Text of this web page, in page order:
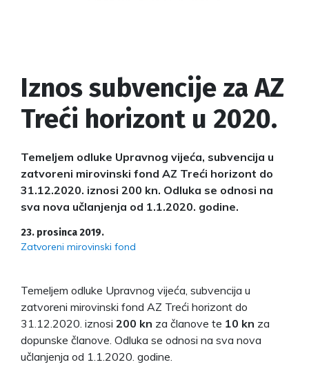
Iznos subvencije za AZ
Treći horizont u 2020.
Temeljem odluke Upravnog vijeća, subvencija u
zatvoreni mirovinski fond AZ Treći horizont do
31.12.2020. iznosi 200 kn. Odluka se odnosi na
sva nova učlanjenja od 1.1.2020. godine.
23. prosinca 2019.
Zatvoreni mirovinski fond
Temeljem odluke Upravnog vijeća, subvencija u
zatvoreni mirovinski fond AZ Treći horizont do
31.12.2020. iznosi 200 kn za članove te 10 kn za
dopunske članove. Odluka se odnosi na sva nova
učlanjenja od 1.1.2020. godine.